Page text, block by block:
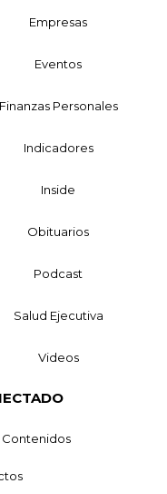
Empresas
Eventos
Finanzas Personales
Indicadores
Inside
Obituarios
Podcast
Salud Ejecutiva
Videos